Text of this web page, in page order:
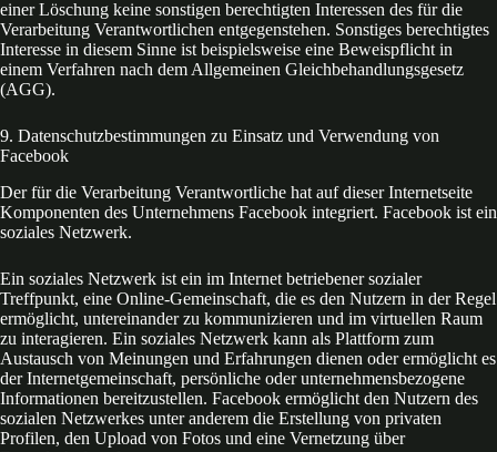
einer Löschung keine sonstigen berechtigten Interessen des für die
Verarbeitung Verantwortlichen entgegenstehen. Sonstiges berechtigtes
Interesse in diesem Sinne ist beispielsweise eine Beweispflicht in
einem Verfahren nach dem Allgemeinen Gleichbehandlungsgesetz
(AGG).
9. Datenschutzbestimmungen zu Einsatz und Verwendung von
Facebook
Der für die Verarbeitung Verantwortliche hat auf dieser Internetseite
Komponenten des Unternehmens Facebook integriert. Facebook ist ein
soziales Netzwerk.
Ein soziales Netzwerk ist ein im Internet betriebener sozialer
Treffpunkt, eine Online-Gemeinschaft, die es den Nutzern in der Regel
ermöglicht, untereinander zu kommunizieren und im virtuellen Raum
zu interagieren. Ein soziales Netzwerk kann als Plattform zum
Austausch von Meinungen und Erfahrungen dienen oder ermöglicht es
der Internetgemeinschaft, persönliche oder unternehmensbezogene
Informationen bereitzustellen. Facebook ermöglicht den Nutzern des
sozialen Netzwerkes unter anderem die Erstellung von privaten
Profilen, den Upload von Fotos und eine Vernetzung über